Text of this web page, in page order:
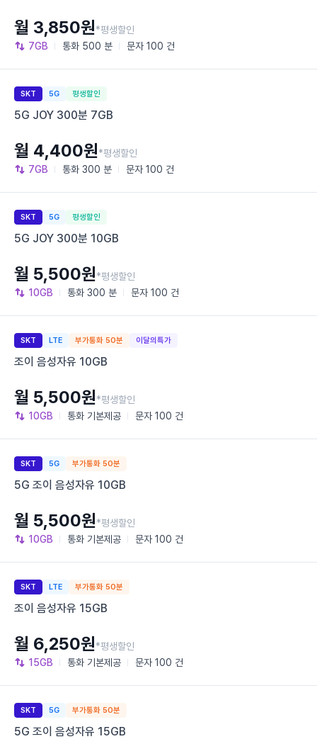
7GB 통화 500 분 문자 100 건
월 3,850원*평생할인
SKT 5G 평생할인
5G JOY 300분 7GB
7GB 통화 300 분 문자 100 건
월 4,400원*평생할인
SKT 5G 평생할인
5G JOY 300분 10GB
10GB 통화 300 분 문자 100 건
월 5,500원*평생할인
SKT LTE 부가통화 50분 이달의특가
조이 음성자유 10GB
10GB 통화 기본제공 문자 100 건
월 5,500원*평생할인
SKT 5G 부가통화 50분
5G 조이 음성자유 10GB
10GB 통화 기본제공 문자 100 건
월 5,500원*평생할인
SKT LTE 부가통화 50분
조이 음성자유 15GB
15GB 통화 기본제공 문자 100 건
월 6,250원*평생할인
SKT 5G 부가통화 50분
5G 조이 음성자유 15GB